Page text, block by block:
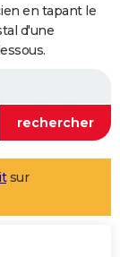
en tapant le
d'une
sur